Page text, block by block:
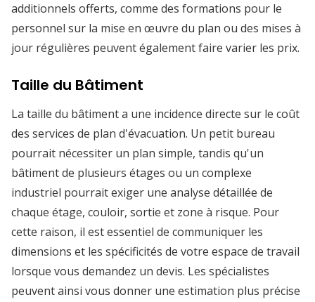
additionnels offerts, comme des formations pour le
personnel sur la mise en œuvre du plan ou des mises à
jour régulières peuvent également faire varier les prix.
Taille du Bâtiment
La taille du bâtiment a une incidence directe sur le coût
des services de plan d'évacuation. Un petit bureau
pourrait nécessiter un plan simple, tandis qu'un
bâtiment de plusieurs étages ou un complexe
industriel pourrait exiger une analyse détaillée de
chaque étage, couloir, sortie et zone à risque. Pour
cette raison, il est essentiel de communiquer les
dimensions et les spécificités de votre espace de travail
lorsque vous demandez un devis. Les spécialistes
peuvent ainsi vous donner une estimation plus précise